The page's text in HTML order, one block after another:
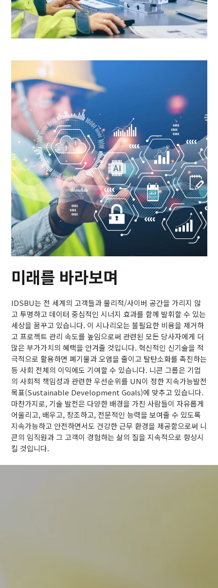
미래를 바라보며
IDSBU는 전 세계의 고객들과 물리적/사이버 공간을 가리지 않
고 투명하고 데이터 중심적인 시너지 효과를 함께 발휘할 수 있는
세상을 꿈꾸고 있습니다. 이 시나리오는 불필요한 비용을 제거하
고 프로젝트 관리 속도를 높임으로써 관련된 모든 당사자에게 더
많은 부가가치의 혜택을 안겨줄 것입니다. 혁신적인 신기술을 적
극적으로 활용하면 폐기물과 오염을 줄이고 탈탄소화를 촉진하는
등 사회 전체의 이익에도 기여할 수 있습니다. 니콘 그룹은 기업
의 사회적 책임성과 관련한 우선순위를 UN이 정한 지속가능발전
목표(Sustainable Development Goals)에 맞추고 있습니다.
마찬가지로, 기술 발전은 다양한 배경을 가진 사람들이 자유롭게
어울리고, 배우고, 창조하고, 전문적인 능력을 보여줄 수 있도록
지속가능하고 안전하면서도 건강한 근무 환경을 제공함으로써 니
콘의 임직원과 그 고객이 경험하는 삶의 질을 지속적으로 향상시
킬 것입니다.